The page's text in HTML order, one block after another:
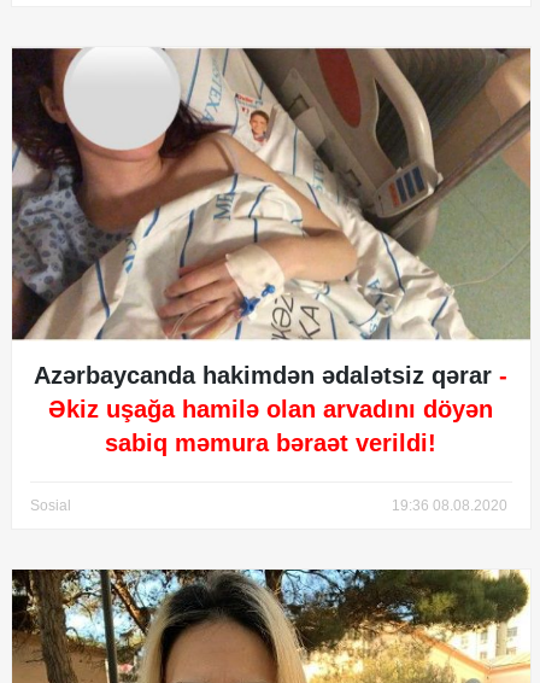
Azərbaycanda hakimdən ədalətsiz qərar-
Əkiz uşağa hamilə olan arvadını döyən
sabiq məmura bəraət verildi!
Sosial 19:36 08.08.2020